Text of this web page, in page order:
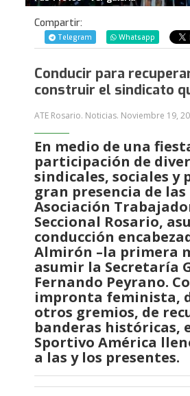
Compartir:
Telegram Whatsapp
Conducir para
construir el sindicato
ATE Rosario. Noticias. Noviembre 19,
En medio de una
participación de
sindicales, sociales y
gran presencia de las
Asociación
Seccional Rosario,
conducción
Almirón –la primera
asumir la Secretaría
Fernando Peyrano.
impronta feminista,
otros gremios, de
banderas históricas,
Sportivo América
a las y los presentes.